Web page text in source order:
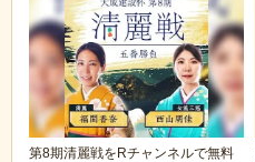
第8期清麗戦をRチャンネルで無料